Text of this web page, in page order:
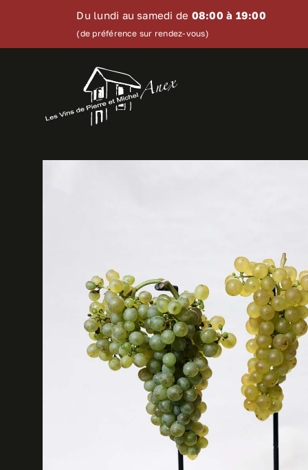
content
Du lundi au samedi de 08:00 à 19:00
(de préférence sur rendez-vous)